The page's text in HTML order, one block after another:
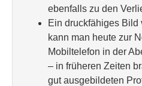
ebenfalls zu den
Ein druckfähiges
kann man heute zur
Mobiltelefon in der
– in früheren Zeiten
gut ausgebildeten